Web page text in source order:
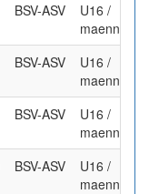
BSV-ASV
U16 /
maennlich
BSV-ASV
U16 /
maennlich
BSV-ASV
U16 /
maennlich
BSV-ASV
U16 /
maennlich